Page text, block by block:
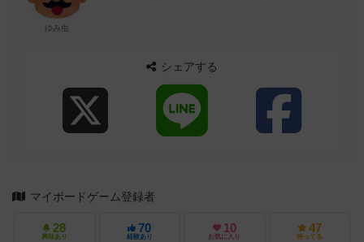
ゆみ虫
シェアする
マイボードゲーム登録者
28
興味あり
70
経験あり
10
お気に入り
47
持ってる